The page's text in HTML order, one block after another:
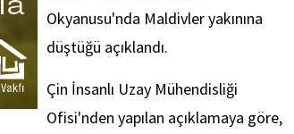
Okyanusu'nda Maldivler yakınına
düştüğü açıklandı.
Çin İnsanlı Uzay Mühendisliği
Ofisi'nden yapılan açıklamaya göre,